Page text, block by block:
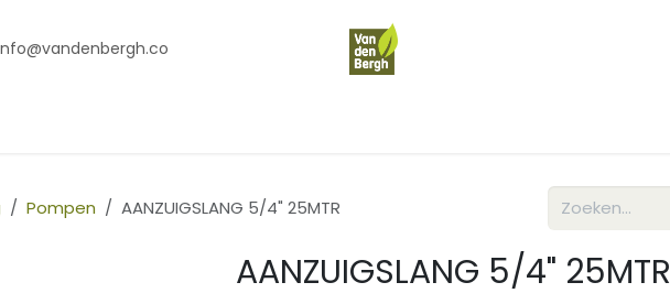
Pompen AANZUIGSLANG 5/4" 25MTR
AANZUIGSLANG 5/4" 25MTR